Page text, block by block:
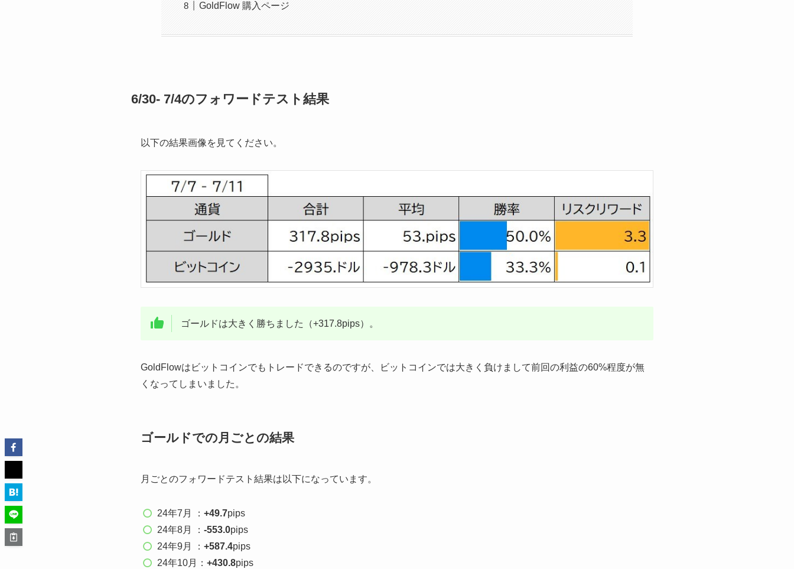
GoldFlow 購入ページ
6/30- 7/4のフォワードテスト結果
以下の結果画像を見てください。
ゴールドは大きく勝ちました（+317.8pips）。
GoldFlowはビットコインでもトレードできるのですが、ビットコインでは大きく負けまして前回の利益の60%程度が無
くなってしまいました。
ゴールドでの月ごとの結果
月ごとのフォワードテスト結果は以下になっています。
24年7月 ： +49.7pips
24年8月 ： -553.0pips
24年9月 ： +587.4pips
24年10月： +430.8pips